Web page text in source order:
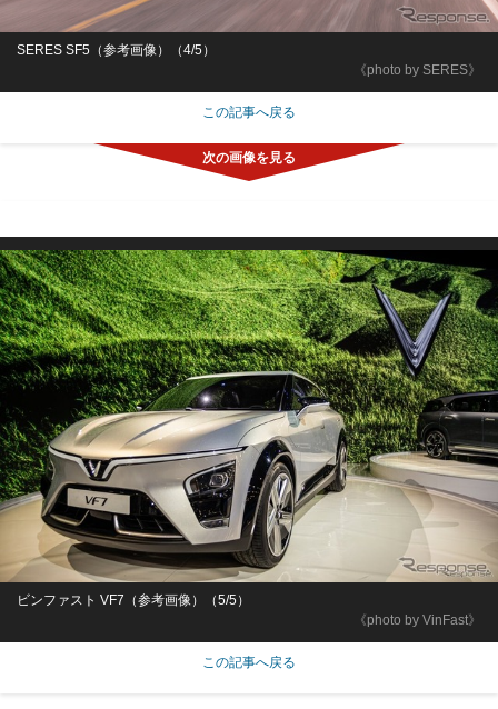
《photo by SERES》
SERES SF5（参考画像）（4/5）
この記事へ戻る
《photo by VinFast》
ビンファスト VF7（参考画像）（5/5）
この記事へ戻る